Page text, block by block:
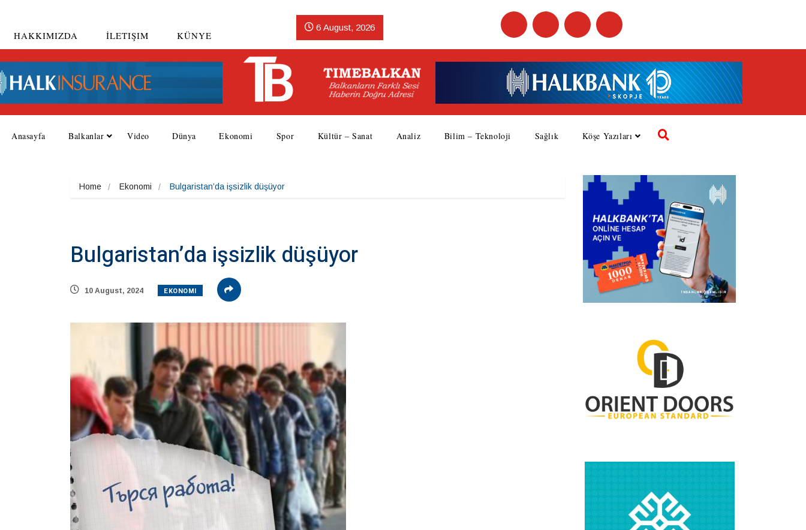
HAKKIMIZDA İLETIŞIM KÜNYE
6 August, 2026
Anasayfa Balkanlar Video Dünya Ekonomi Spor Kültür – Sanat Analiz Bilim – Teknoloji Sağlık Köşe Yazıları
Home Ekonomi Bulgaristan’da işsizlik düşüyor
Bulgaristan’da işsizlik düşüyor
10 August, 2024 EKONOMI